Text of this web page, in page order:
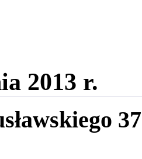
2013 r.